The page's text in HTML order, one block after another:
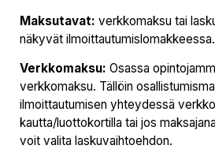
Maksutavat: verkkomaksu tai
näkyvät ilmoittautumislomakkeessa.
Verkkomaksu: Osassa
verkkomaksu. Tällöin
ilmoittautumisen yhteydessä
kautta/luottokortilla tai jos
voit valita laskuvaihtoehdon.